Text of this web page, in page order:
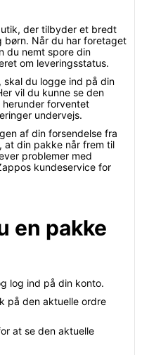
der tilbyder et bredt
Når du har foretaget
du nemt spore din
om leveringsstatus.
skal du logge ind på din
vil du kunne se den
forventet
undervejs.
af din forsendelse fra
din pakke når frem til
problemer med
kundeservice for
en pakke
log ind på din konto.
på den aktuelle ordre
at se den aktuelle